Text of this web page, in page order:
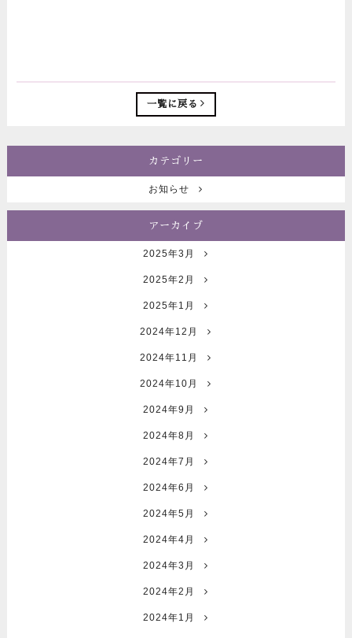
一覧に戻る
カテゴリー
お知らせ
アーカイブ
2025年3月
2025年2月
2025年1月
2024年12月
2024年11月
2024年10月
2024年9月
2024年8月
2024年7月
2024年6月
2024年5月
2024年4月
2024年3月
2024年2月
2024年1月